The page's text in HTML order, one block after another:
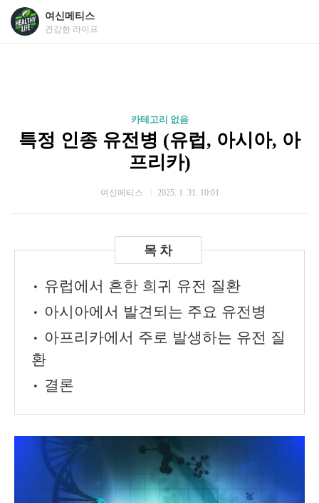
여신메티스
건강한 라이프
카테고리 없음
특정 인종 유전병 (유럽, 아시아, 아
프리카)
여신메티스 2025. 1. 31. 10:01
• 유럽에서 흔한 희귀 유전 질환
• 아시아에서 발견되는 주요 유전병
• 아프리카에서 주로 발생하는 유전 질
환
• 결론